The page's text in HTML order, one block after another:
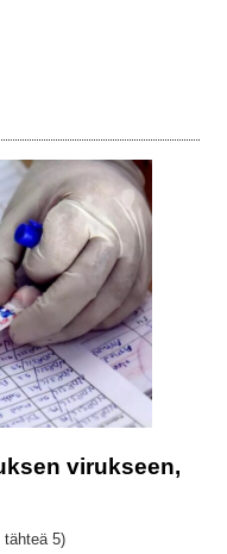
virukseen,
tähteä 5)